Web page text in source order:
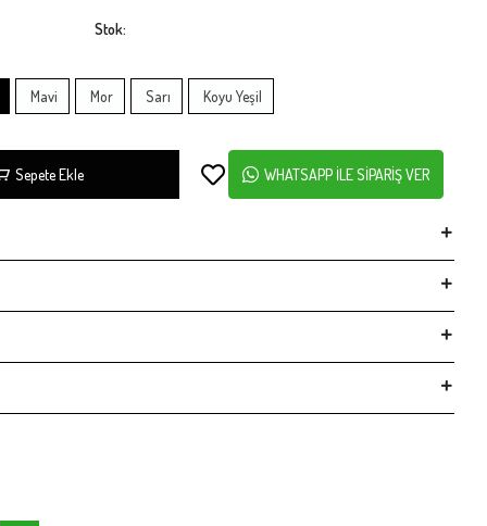
Stok:
Mavi Mor Sarı Koyu Yeşil
Sepete Ekle WHATSAPP İLE SİPARİŞ VER